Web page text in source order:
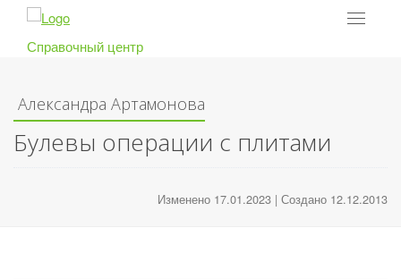
Toggle
Справочный центр
Александра Артамонова
Булевы операции с плитами
Изменено 17.01.2023 | Создано 12.12.2013